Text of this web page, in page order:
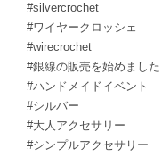
#silvercrochet
#ワイヤークロッシェ
#wirecrochet
#銀線の販売を始めました
#ハンドメイドイベント
#シルバー
#大人アクセサリー
#シンプルアクセサリー